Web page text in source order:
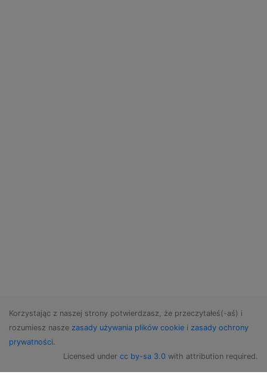
Korzystając z naszej strony potwierdzasz, że przeczytałeś(-aś) i
rozumiesz nasze zasady używania plików cookie i zasady ochrony
prywatności.
Licensed under cc by-sa 3.0 with attribution required.